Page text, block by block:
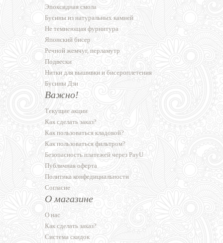
Эпоксидная смола
Бусины из натуральных камней
Не темнеющая фурнитура
Японский бисер
Речной жемчуг, перламутр
Подвески
Нитки для вышивки и бисероплетения
Бусины Дзи
Важно!
Текущие акции
Как сделать заказ?
Как пользоваться кладовой?
Как пользоваться фильтром?
Безопасность платежей через PayU
Публичная оферта
Политика конфедициальности
Согласие
О магазине
О нас
Как сделать заказ?
Система скидок